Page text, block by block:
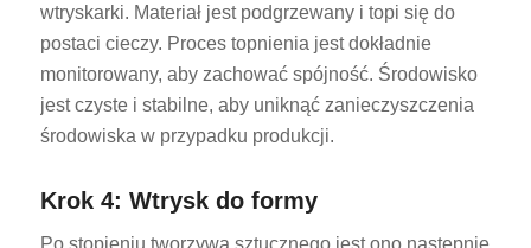
wtryskarki. Materiał jest podgrzewany i topi się do
postaci cieczy. Proces topnienia jest dokładnie
monitorowany, aby zachować spójność. Środowisko
jest czyste i stabilne, aby uniknąć zanieczyszczenia
środowiska w przypadku produkcji.
Krok 4: Wtrysk do formy